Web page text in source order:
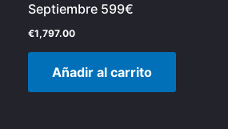
Septiembre 599€
€1,797.00
Añadir al carrito